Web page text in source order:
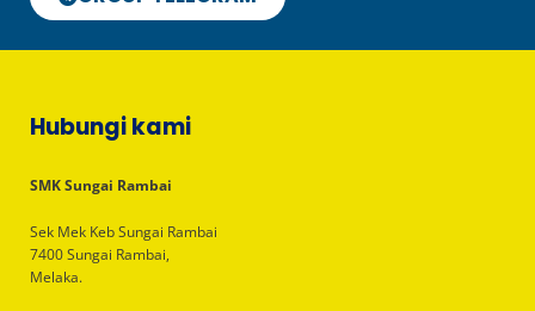
Hubungi kami
SMK Sungai Rambai
Sek Mek Keb Sungai Rambai
7400 Sungai Rambai,
Melaka.